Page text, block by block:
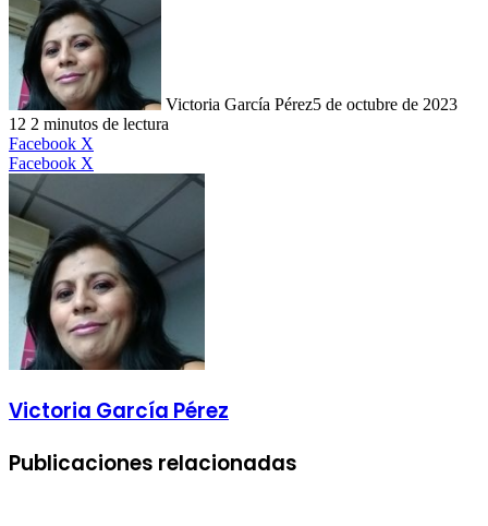
Victoria García Pérez5 de octubre de 2023
12 2 minutos de lectura
Facebook X
Facebook X
electrónico
Victoria García Pérez
Publicaciones relacionadas